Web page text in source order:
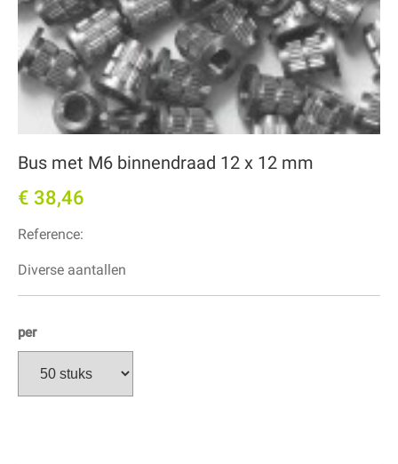
Bus met M6 binnendraad 12 x 12 mm
€ 38,46
Reference:
Diverse aantallen
per